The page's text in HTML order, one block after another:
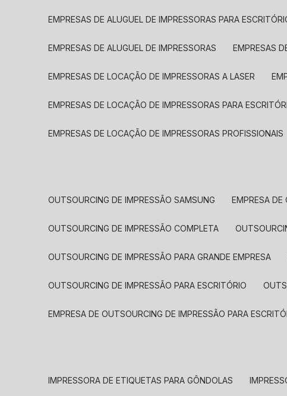
EMPRESAS DE ALUGUEL DE IMPRESSORAS PARA
EMPRESAS DE ALUGUEL DE IMPRESSORAS EMPRESAS
EMPRESAS DE LOCAÇÃO DE IMPRESSORAS A LASER
EMPRESAS DE LOCAÇÃO DE IMPRESSORAS PARA
EMPRESAS DE LOCAÇÃO DE IMPRESSORAS PROFISSIONAIS
OUTSOURCING DE IMPRESSÃO SAMSUNG EMPRESA
OUTSOURCING DE IMPRESSÃO COMPLETA
OUTSOURCING DE IMPRESSÃO PARA GRANDE EMPRESA
OUTSOURCING DE IMPRESSÃO PARA ESCRITÓRIO
EMPRESA DE OUTSOURCING DE IMPRESSÃO PARA
IMPRESSORA DE ETIQUETAS PARA GÔNDOLAS